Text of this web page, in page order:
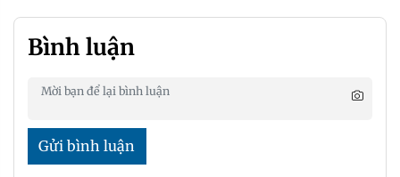
Bình luận
Gửi bình luận